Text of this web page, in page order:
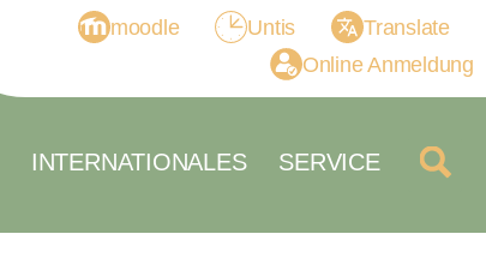
moodle Untis
Translate
Online Anmeldung
INTERNATIONALES SERVICE